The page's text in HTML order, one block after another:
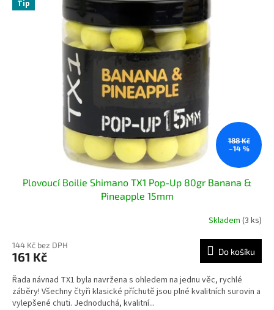
Tip
188 Kč
–14 %
Plovoucí Boilie Shimano TX1 Pop-Up 80gr Banana &
Pineapple 15mm
Skladem (3 ks)
144 Kč bez DPH
161 Kč Do košíku
Řada návnad TX1 byla navržena s ohledem na jednu věc, rychlé
záběry! Všechny čtyři klasické příchutě jsou plné kvalitních surovin a
vylepšené chuti. Jednoduchá, kvalitní...